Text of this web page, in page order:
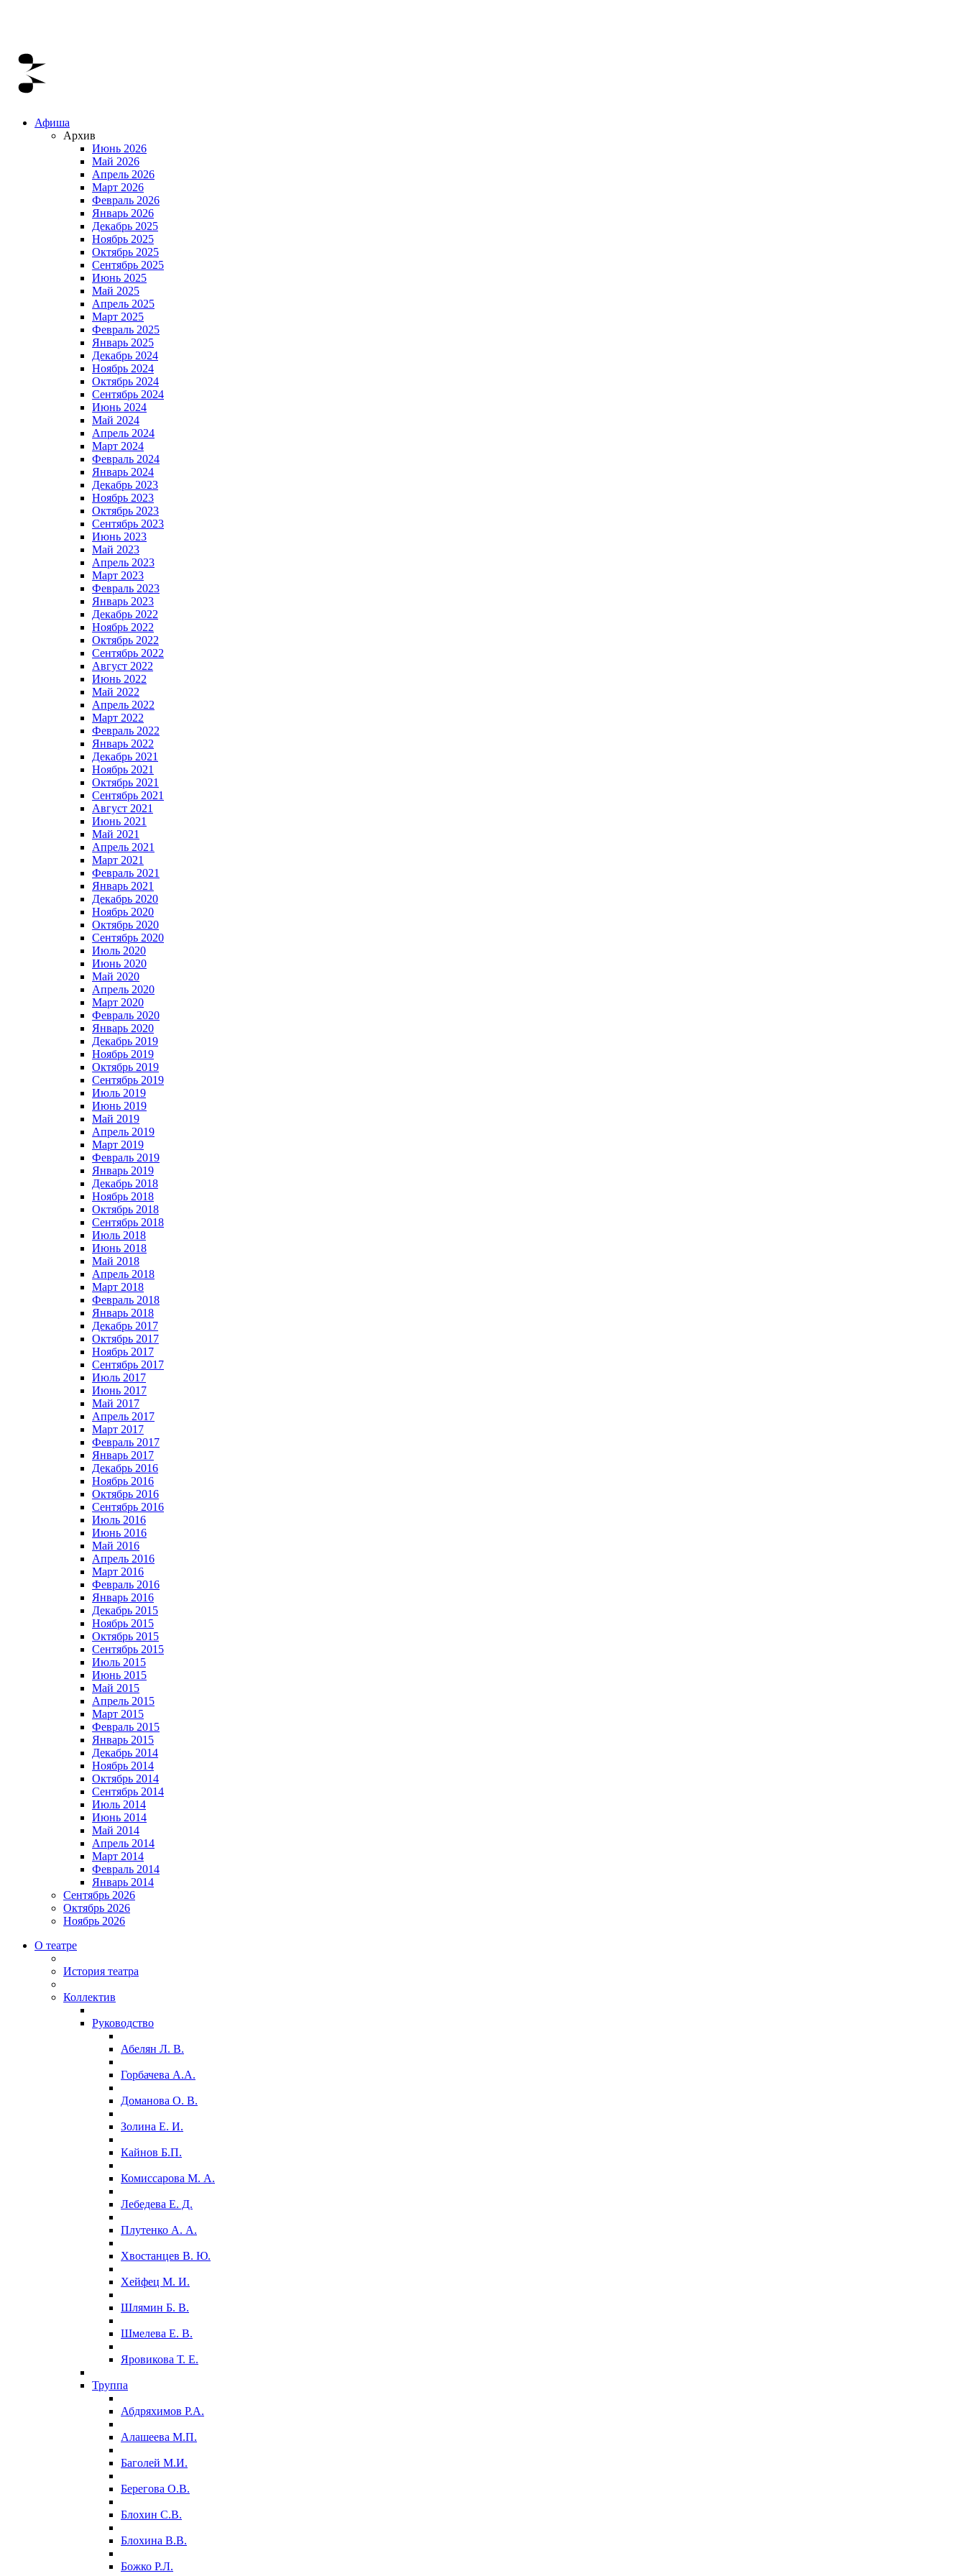
Афиша
Архив
Июнь 2026
Май 2026
Апрель 2026
Март 2026
Февраль 2026
Январь 2026
Декабрь 2025
Ноябрь 2025
Октябрь 2025
Сентябрь 2025
Июнь 2025
Май 2025
Апрель 2025
Март 2025
Февраль 2025
Январь 2025
Декабрь 2024
Ноябрь 2024
Октябрь 2024
Сентябрь 2024
Июнь 2024
Май 2024
Апрель 2024
Март 2024
Февраль 2024
Январь 2024
Декабрь 2023
Ноябрь 2023
Октябрь 2023
Сентябрь 2023
Июнь 2023
Май 2023
Апрель 2023
Март 2023
Февраль 2023
Январь 2023
Декабрь 2022
Ноябрь 2022
Октябрь 2022
Сентябрь 2022
Август 2022
Июнь 2022
Май 2022
Апрель 2022
Март 2022
Февраль 2022
Январь 2022
Декабрь 2021
Ноябрь 2021
Октябрь 2021
Сентябрь 2021
Август 2021
Июнь 2021
Май 2021
Апрель 2021
Март 2021
Февраль 2021
Январь 2021
Декабрь 2020
Ноябрь 2020
Октябрь 2020
Сентябрь 2020
Июль 2020
Июнь 2020
Май 2020
Апрель 2020
Март 2020
Февраль 2020
Январь 2020
Декабрь 2019
Ноябрь 2019
Октябрь 2019
Сентябрь 2019
Июль 2019
Июнь 2019
Май 2019
Апрель 2019
Март 2019
Февраль 2019
Январь 2019
Декабрь 2018
Ноябрь 2018
Октябрь 2018
Сентябрь 2018
Июль 2018
Июнь 2018
Май 2018
Апрель 2018
Март 2018
Февраль 2018
Январь 2018
Декабрь 2017
Октябрь 2017
Ноябрь 2017
Сентябрь 2017
Июль 2017
Июнь 2017
Май 2017
Апрель 2017
Март 2017
Февраль 2017
Январь 2017
Декабрь 2016
Ноябрь 2016
Октябрь 2016
Сентябрь 2016
Июль 2016
Июнь 2016
Май 2016
Апрель 2016
Март 2016
Февраль 2016
Январь 2016
Декабрь 2015
Ноябрь 2015
Октябрь 2015
Сентябрь 2015
Июль 2015
Июнь 2015
Май 2015
Апрель 2015
Март 2015
Февраль 2015
Январь 2015
Декабрь 2014
Ноябрь 2014
Октябрь 2014
Сентябрь 2014
Июль 2014
Июнь 2014
Май 2014
Апрель 2014
Март 2014
Февраль 2014
Январь 2014
Сентябрь 2026
Октябрь 2026
Ноябрь 2026
О театре
История театра
Коллектив
Руководство
Абелян Л. В.
Горбачева А.А.
Доманова О. В.
Золина Е. И.
Кайнов Б.П.
Комиссарова М. А.
Лебедева Е. Д.
Плутенко А. А.
Хвостанцев В. Ю.
Хейфец М. И.
Шлямин Б. В.
Шмелева Е. В.
Яровикова Т. Е.
Труппа
Абдряхимов Р.А.
Алашеева М.П.
Баголей М.И.
Берегова О.В.
Блохин С.В.
Блохина В.В.
Божко Р.Л.